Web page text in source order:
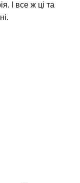
І все ж ці та